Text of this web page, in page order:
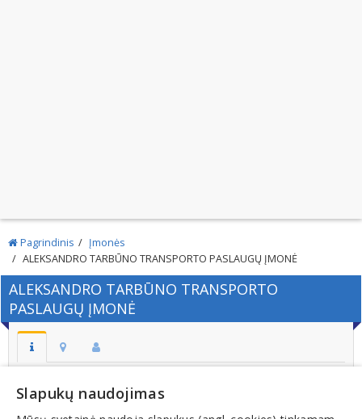
Pagrindinis
Įmonės
ALEKSANDRO TARBŪNO TRANSPORTO PASLAUGŲ ĮMONĖ
ALEKSANDRO TARBŪNO TRANSPORTO
PASLAUGŲ ĮMONĖ
Adresas:
ŠEDUVOS M. ŠEDUVOS MIESTO SEN. RADVILIŠKIO R.
Slapukų naudojimas